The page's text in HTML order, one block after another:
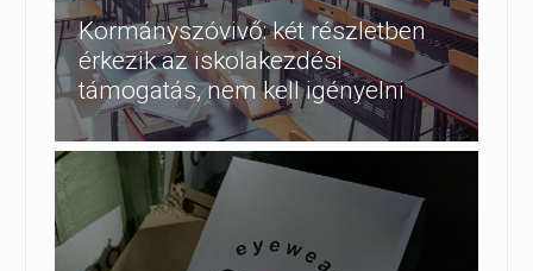
Kormányszóvivő: két részletben
érkezik az iskolakezdési
támogatás, nem kell igényelni